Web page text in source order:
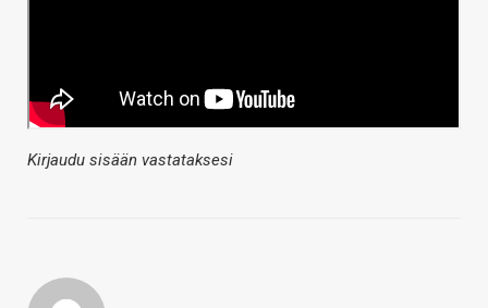
Kirjaudu sisään vastataksesi